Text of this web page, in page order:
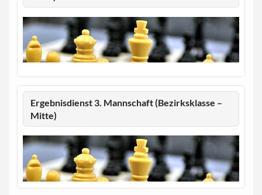
Ergebnisdienst 3. Mannschaft (Bezirksklasse –
Mitte)